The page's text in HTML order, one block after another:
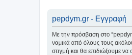
pepdym.gr - Εγγραφή
Με την πρόσβαση στο
νομικά από όλους τους
στιγμή και θα επιδιώξουμε